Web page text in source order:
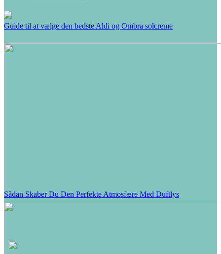
Guide til at vælge den bedste Aldi og Ombra solcreme
Sådan Skaber Du Den Perfekte Atmosfære Med Duftlys